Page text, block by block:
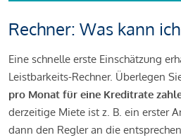
Rechner: Was kann
Eine schnelle erste Einschätzung
Leistbarkeits-Rechner. Überlegen
pro Monat für eine Kreditrate
derzeitige Miete ist z. B. ein erster
dann den Regler an die